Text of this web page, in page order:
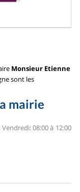
Monsieur Etienne
sont les
mairie
Vendredi: 08:00 à 12:00